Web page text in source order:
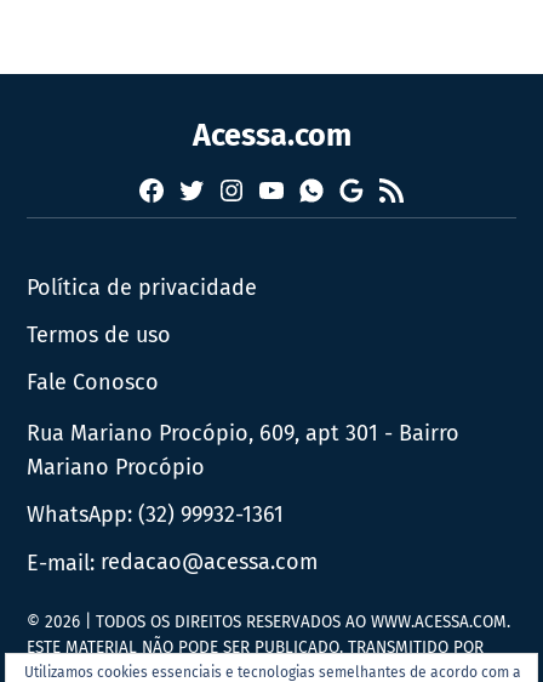
Acessa.com
Facebook
TwitterInstagram
YouTubeWhatsapp
Google
News
RSS
Política de privacidade
Termos de uso
Fale Conosco
Rua Mariano Procópio, 609, apt 301 - Bairro
Mariano Procópio
WhatsApp:(32) 99932-1361
E-mail: redacao@acessa.com
Utilizamos cookies essenciais e tecnologias semelhantes de acordo com a
© 2026 | TODOS OS DIREITOS RESERVADOS AO WWW.ACESSA.COM.
ESTE MATERIAL NÃO PODE SER PUBLICADO, TRANSMITIDO POR
BROADCAST, REESCRITO OU REDISTRIBUÍDO SEM PRÉVIA